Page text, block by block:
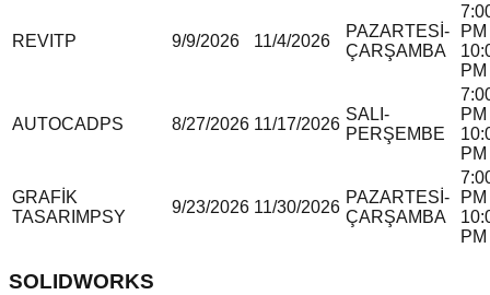
REVITP 9/9/2026 11/4/2026
PAZARTESİ-
ÇARŞAMBA
PM
PM
AUTOCADPS 8/27/2026 11/17/2026
SALI-
PERŞEMBE
PM
PM
GRAFİK
TASARIM PSY
9/23/2026 11/30/2026
PAZARTESİ-
ÇARŞAMBA
PM
PM
SOLIDWORKS